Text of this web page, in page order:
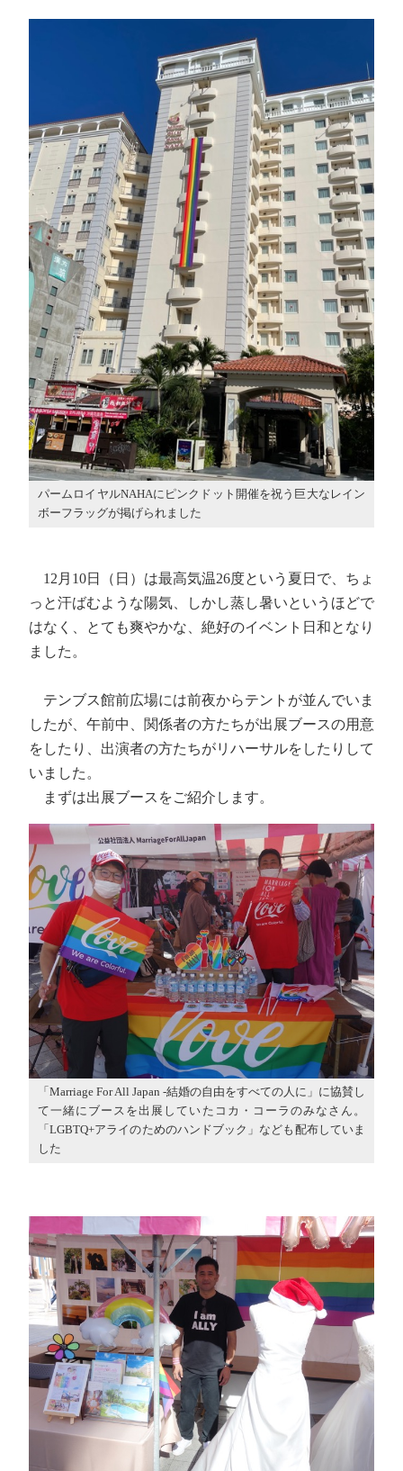
パームロイヤルNAHAにピンクドット開催を祝う巨大なレイン
ボーフラッグが掲げられました
12月10日（日）は最高気温26度という夏日で、ちょ
っと汗ばむような陽気、しかし蒸し暑いというほどで
はなく、とても爽やかな、絶好のイベント日和となり
ました。
テンブス館前広場には前夜からテントが並んでいま
したが、午前中、関係者の方たちが出展ブースの用意
をしたり、出演者の方たちがリハーサルをしたりして
いました。
まずは出展ブースをご紹介します。
「Marriage For All Japan -結婚の自由をすべての人に」に協賛し
て一緒にブースを出展していたコカ・コーラのみなさん。
「LGBTQ+アライのためのハンドブック」なども配布していま
した